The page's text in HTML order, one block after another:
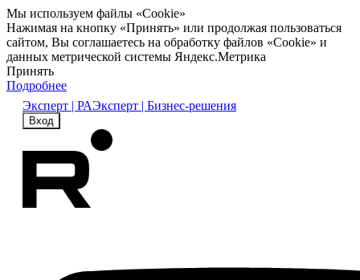
Мы используем файлы «Cookie»
Нажимая на кнопку «Принять» или продолжая пользоваться
сайтом, Вы соглашаетесь на обработку файлов «Cookie» и
данных метрической системы Яндекс.Метрика
Принять
Подробнее
Эксперт | РАЭксперт | Бизнес-решения
Вход